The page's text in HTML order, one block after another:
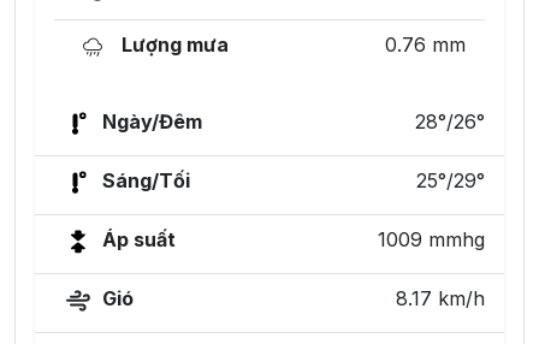
Lượng mưa 0.76 mm
Ngày/Đêm 28°/26°
Sáng/Tối 25°/29°
Áp suất 1009 mmhg
Gió 8.17 km/h